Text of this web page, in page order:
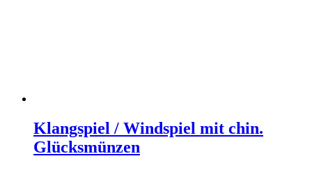
Klangspiel / Windspiel mit chin.
Glücksmünzen